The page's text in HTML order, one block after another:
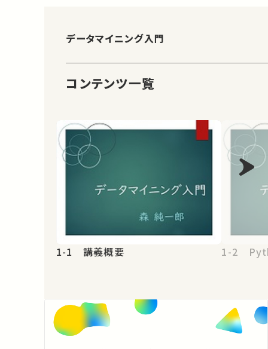
データマイニング入門
コンテンツ一覧
1-1 講義概要 1-2